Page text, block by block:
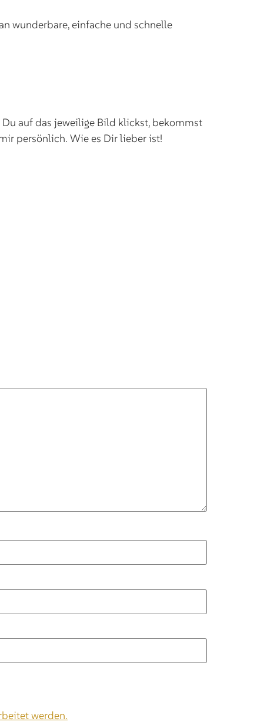
wunderbare, einfache und schnelle
auf das jeweilige Bild klickst, bekommst
persönlich. Wie es Dir lieber ist!
werden.